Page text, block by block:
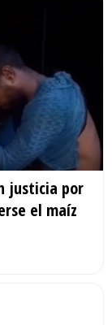
justicia por
el maíz